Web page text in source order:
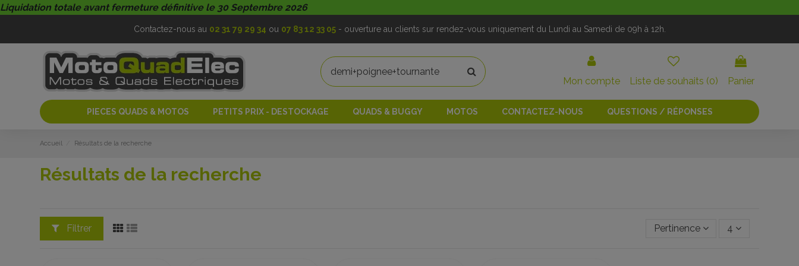
Liquidation totale avant fermeture définitive le 30 Septembre 2026
Contactez-nous au 02 31 79 29 34 ou 07 83 12 33 05- ouverture au clients sur rendez-vous uniquement du Lundi au Samedi de 09h à 12h.
Mon compte Liste de souhaits (0) Panier
PIECES QUADS & MOTOS PETITS PRIX - DESTOCKAGE QUADS & BUGGY MOTOS CONTACTEZ-NOUS QUESTIONS / RÉPONSES
Accueil Résultats de la recherche
Résultats de la recherche
Filtrer Pertinence 4